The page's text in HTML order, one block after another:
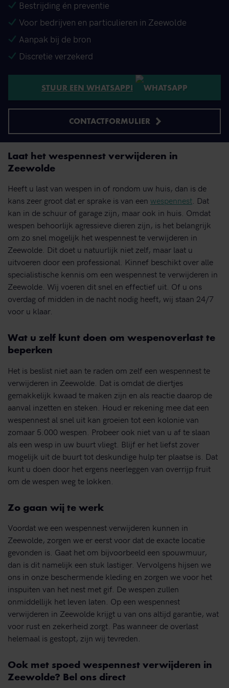
Bestrijding én preventie
Voor bedrijven en particulieren in Zeewolde
Aanpak bij de bron
Discretie verzekerd
STUUR EEN WHATSAPP!
CONTACTFORMULIER
Laat het wespennest verwijderen in
Zeewolde
Heeft u last van wespen in of rondom uw huis, dan is de
kans zeer groot dat er sprake is van een wespennest . Dat
kan in de schuur of garage zijn, maar ook in huis. Omdat
wespen behoorlijk agressieve dieren zijn, is het belangrijk
om zo snel mogelijk het wespennest te verwijderen in
Zeewolde. Dit doet u natuurlijk niet zelf, maar laat u
uitvoeren door een professional. Kinnef beschikt over alle
specialistische kennis om een wespennest te verwijderen in
Zeewolde. Wij voeren dit snel en effectief uit. Of u ons
overdag of midden in de nacht nodig heeft, wij staan 24/7
voor u klaar.
Wat u zelf kunt doen om wespenoverlast te
beperken
Het is beslist niet aan te raden om zelf een wespennest te
verwijderen in Zeewolde. Dat is omdat de diertjes
gemakkelijk kwaad te maken zijn en als reactie daarop de
aanval inzetten en steken. Houd er rekening mee dat een
wespennest al snel uit kan groeien tot een kolonie van
zomaar 5.000 wespen. Probeer ook niet van u af te slaan
als een wesp in uw buurt vliegt. Blijf er het liefst zover
mogelijk uit de buurt tot deskundige hulp ter plaatse is. Dat
kunt u doen door het ergens neerleggen van overrijp fruit
om de wespen weg te lokken.
Zo gaan wij te werk
Voordat we een wespennest verwijderen kunnen in
Zeewolde, zorgen we er eerst voor dat de exacte locatie
gevonden is. Gaat het om bijvoorbeeld een spouwmuur,
dan is dit namelijk een stuk lastiger. Vervolgens hijsen we
ons in onze beschermende kleding en zorgen we voor het
inspuiten van het nest met gif. De wespen zullen
onmiddellijk het leven laten. Op een wespennest
verwijderen in Zeewolde krijgt u van ons altijd garantie, wat
voor rust en zekerheid zorgt. Pas wanneer de overlast
helemaal is gestopt, zijn wij tevreden.
Ook met spoed wespennest verwijderen in
Zeewolde? Bel ons direct